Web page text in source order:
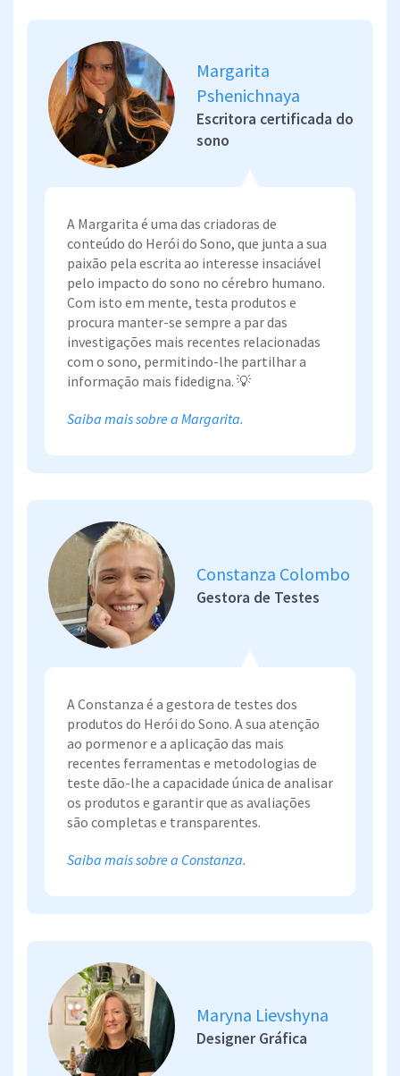
A Margarita é uma das criadoras de
conteúdo do Herói do Sono, que junta a sua
paixão pela escrita ao interesse insaciável
pelo impacto do sono no cérebro humano.
Com isto em mente, testa produtos e
procura manter-se sempre a par das
investigações mais recentes relacionadas
com o sono, permitindo-lhe partilhar a
informação mais fidedigna. 💡
Saiba mais sobre a Margarita.
Margarita
Pshenichnaya
Escritora certificada do
sono
A Constanza é a gestora de testes dos
produtos do Herói do Sono. A sua atenção
ao pormenor e a aplicação das mais
recentes ferramentas e metodologias de
teste dão-lhe a capacidade única de analisar
os produtos e garantir que as avaliações
são completas e transparentes.
Saiba mais sobre a Constanza.
Constanza Colombo
Gestora de Testes
Maryna Lievshyna
Designer Gráfica